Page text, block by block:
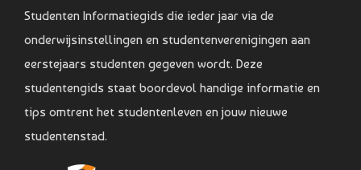
Studenten Informatiegids die ieder jaar via de
onderwijsinstellingen en studentenverenigingen aan
eerstejaars studenten gegeven wordt. Deze
studentengids staat boordevol handige informatie en
tips omtrent het studentenleven en jouw nieuwe
studentenstad.